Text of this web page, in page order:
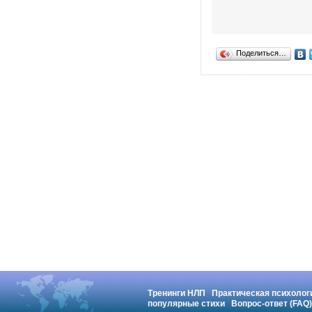
Поделиться…
Тренинги НЛП
Практическая
популярные стихи
Вопрос-ответ (FAQ)